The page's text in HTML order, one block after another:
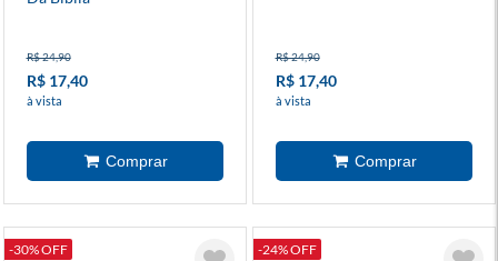
R$ 24,90
R$ 17,40
à vista
R$ 24,90
R$ 17,40
à vista
-30% OFF -24% OFF